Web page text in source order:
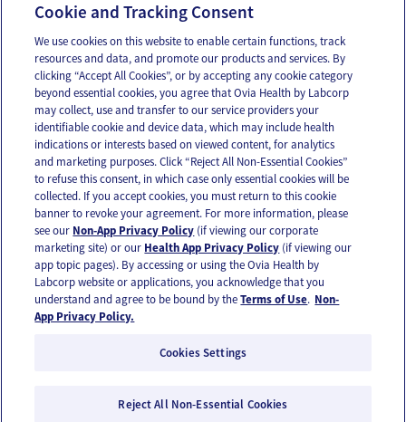
Email Text
OUR APPS
FOLLOW US
© 2026 Ovia Health by Labcorp
Cookie and Tracking Consent
We use cookies on this website to enable certain functions, track
resources and data, and promote our products and services. By
clicking “Accept All Cookies”, or by accepting any cookie category
beyond essential cookies, you agree that Ovia Health by Labcorp
may collect, use and transfer to our service providers your
identifiable cookie and device data, which may include health
indications or interests based on viewed content, for analytics
and marketing purposes. Click “Reject All Non-Essential Cookies”
to refuse this consent, in which case only essential cookies will be
collected. If you accept cookies, you must return to this cookie
banner to revoke your agreement. For more information, please
see our Non-App Privacy Policy (if viewing our corporate
marketing site) or our Health App Privacy Policy (if viewing our
app topic pages). By accessing or using the Ovia Health by
Labcorp website or applications, you acknowledge that you
understand and agree to be bound by theTerms of Use. Non-
App Privacy Policy.
Cookies Settings
Reject All Non-Essential Cookies